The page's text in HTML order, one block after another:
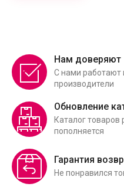
Нам доверяют
С нами работают
производители
Обновление
Каталог товаров
пополняется
Гарантия
Не понравился